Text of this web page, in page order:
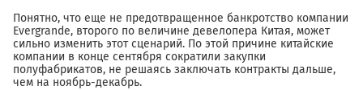
Понятно, что еще не предотвращенное банкротство компании
Evergrande, второго по величине девелопера Китая, может
сильно изменить этот сценарий. По этой причине китайские
компании в конце сентября сократили закупки
полуфабрикатов, не решаясь заключать контракты дальше,
чем на ноябрь-декабрь.